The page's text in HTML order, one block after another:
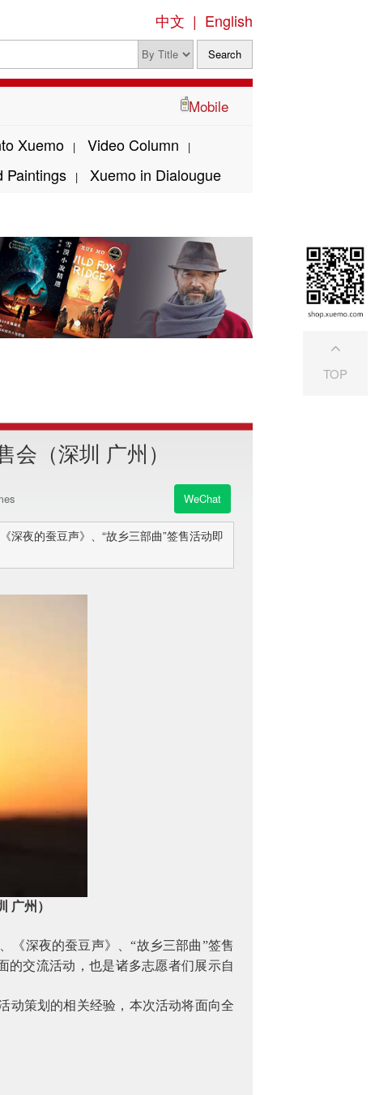
中文 | English
Mobile
Xuemo | Video Column |
Paintings | Xuemo in Dialougue
（深圳 广州）
WeChat
夜的蚕豆声》、“故乡三部曲”签售活动即
广州）
《深夜的蚕豆声》、“故乡三部曲”签售
的交流活动，也是诸多志愿者们展示自
动策划的相关经验，本次活动将面向全
TOP